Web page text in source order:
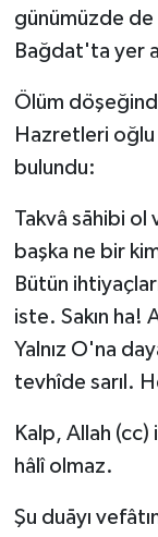
günümüzde
Bağdat'ta yer
Ölüm
Hazretleri
bulundu:
Takvâ sāhibi
başka ne bir
Bütün
iste. Sakın ha!
Yalnız O'na
tevhîde sarıl.
Kalp, Allah
hâlî olmaz.
Şu duāyı